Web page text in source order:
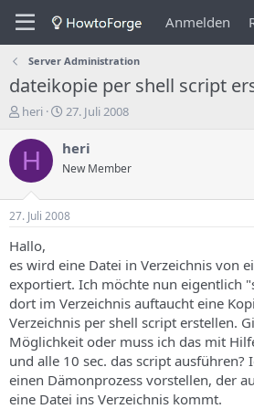
Anmelden
Server Administration
dateikopie per shell script
E
s
e
l
e
r
e
s
T
h
e
m
s
heri
E
s
e
l
u
g
s
d
a
t
u
m
27. Juli 2008
H heri
New Member
27. Juli 2008
Hallo,
es wird eine Datei in Verzeichnis von
exportiert. Ich möchte nun eigentlich
dort im Verzeichnis auftaucht eine
Verzeichnis per shell script erstellen.
Möglichkeit oder muss ich das mit
und alle 10 sec. das script
einen Dämonprozess vorstellen, der
eine Datei ins Verzeichnis kommt.